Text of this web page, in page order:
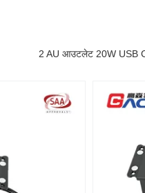
2 AU आउटलेट 20W USB C